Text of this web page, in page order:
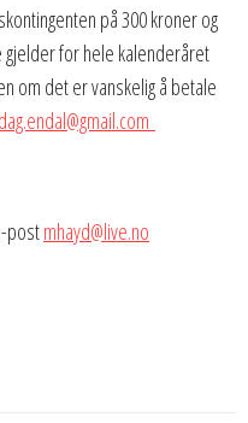
på 300 kroner og
gjelder for hele kalenderåret
om det er vanskelig å betale
dag.endal@gmail.com
postmhayd@live.no